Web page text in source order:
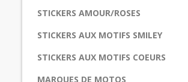
STICKERS AMOUR/ROSES
STICKERS AUX MOTIFS SMILEY
STICKERS AUX MOTIFS COEURS
MARQUES DE MOTOS